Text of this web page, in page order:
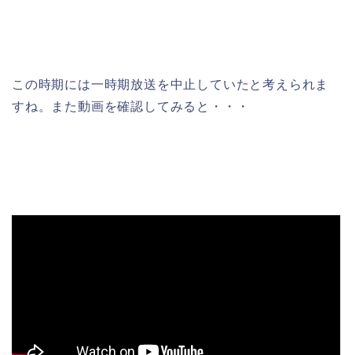
この時期には一時期放送を中止していたと考えられま
すね。また動画を確認してみると・・・